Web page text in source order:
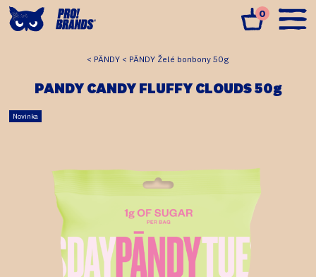
0
PÄNDY PÄNDY Želé bonbony 50g
PANDY CANDY FLUFFY CLOUDS 50g
Novinka